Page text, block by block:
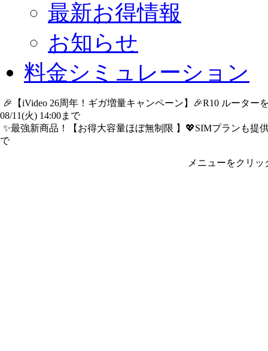
最新お得情報
お知らせ
料金シミュレーション
🎉【iVideo 26周年！ギガ増量キャンペーン】🎉R10 ルータ
08/11(火) 14:00まで
✨️最強新商品！【お得大容量ほぼ無制限 】💖SIMプランも提
で
メニューをクリ